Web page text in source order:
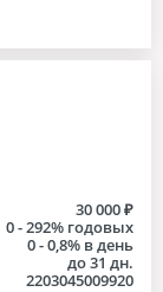
30 000 ₽
0 - 292% годовых
0 - 0,8% в день
до 31 дн.
2203045009920